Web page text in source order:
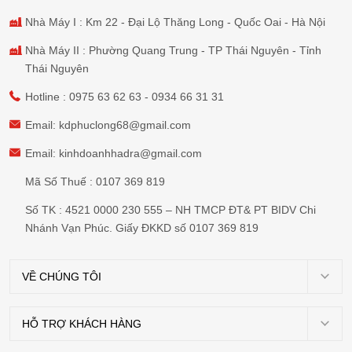
Nhà Máy I : Km 22 - Đại Lộ Thăng Long - Quốc Oai - Hà Nội
Nhà Máy II : Phường Quang Trung - TP Thái Nguyên - Tỉnh
Thái Nguyên
Hotline : 0975 63 62 63 - 0934 66 31 31
Email: kdphuclong68@gmail.com
Email: kinhdoanhhadra@gmail.com
Mã Số Thuế : 0107 369 819
Số TK : 4521 0000 230 555 – NH TMCP ĐT& PT BIDV Chi
Nhánh Vạn Phúc. Giấy ĐKKD số 0107 369 819
VỀ CHÚNG TÔI
thiệu
HỖ TRỢ KHÁCH HÀNG